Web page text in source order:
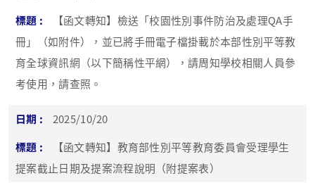
【函文轉知】檢送「校園性別事件防治及處理QA手
冊」（如附件），並已將手冊電子檔掛載於本部性別平等教
育全球資訊網（以下簡稱性平網），請周知學校相關人員參
考使用，請查照。
2025/10/20
【函文轉知】教育部性別平等教育委員會受理學生
提案截止日期及提案流程說明（附提案表）